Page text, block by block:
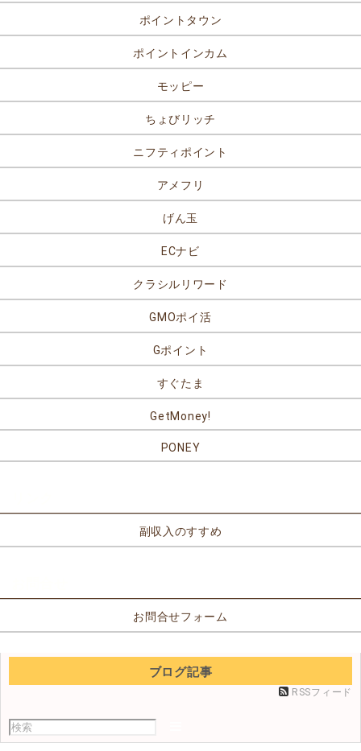
ポイントタウン
ポイントインカム
モッピー
ちょびリッチ
ニフティポイント
アメフリ
げん玉
ECナビ
クラシルリワード
GMOポイ活
Gポイント
すぐたま
GetMoney!
PONEY
副収入のすすめ
お問合せフォーム
ブログ記事
RSSフィード